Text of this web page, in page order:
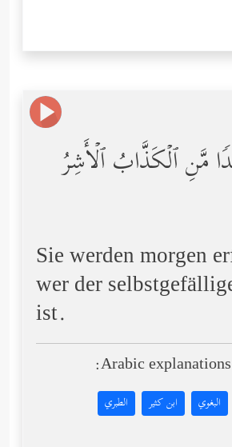
مَّنِ ٱلۡكَذَّابُ ٱلۡأَشِرُ
Sie werden morgen
wer der
ist.
Arabic
البغوي ابن كثير الطبري